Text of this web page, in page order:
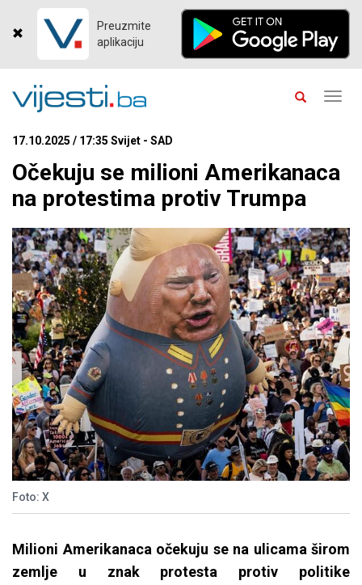
Preuzmite
aplikaciju
17.10.2025 / 17:35 Svijet - SAD
Očekuju se milioni Amerikanaca
na protestima protiv Trumpa
Foto: X
Milioni Amerikanaca očekuju se na ulicama širom
zemlje u znak protesta protiv politike